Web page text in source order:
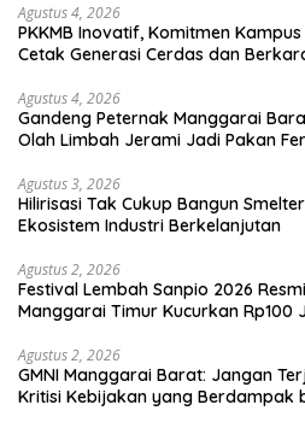
Agustus 4, 2026
PKKMB Inovatif, Komitmen Kampus
Cetak Generasi Cerdas dan
Agustus 4, 2026
Gandeng Peternak Manggarai
Olah Limbah Jerami Jadi Pakan
Agustus 3, 2026
Hilirisasi Tak Cukup Bangun
Ekosistem Industri Berkelanjutan
Agustus 2, 2026
Festival Lembah Sanpio 2026
Manggarai Timur Kucurkan Rp100
Agustus 2, 2026
GMNI Manggarai Barat: Jangan
Kritisi Kebijakan yang Berdampak